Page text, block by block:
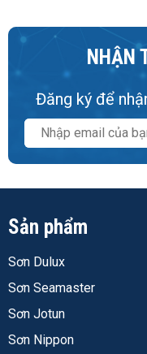
NHẬN
Đăng ký để
Sản phẩm
Sơn Dulux
Sơn Seamaster
Sơn Jotun
Sơn Nippon